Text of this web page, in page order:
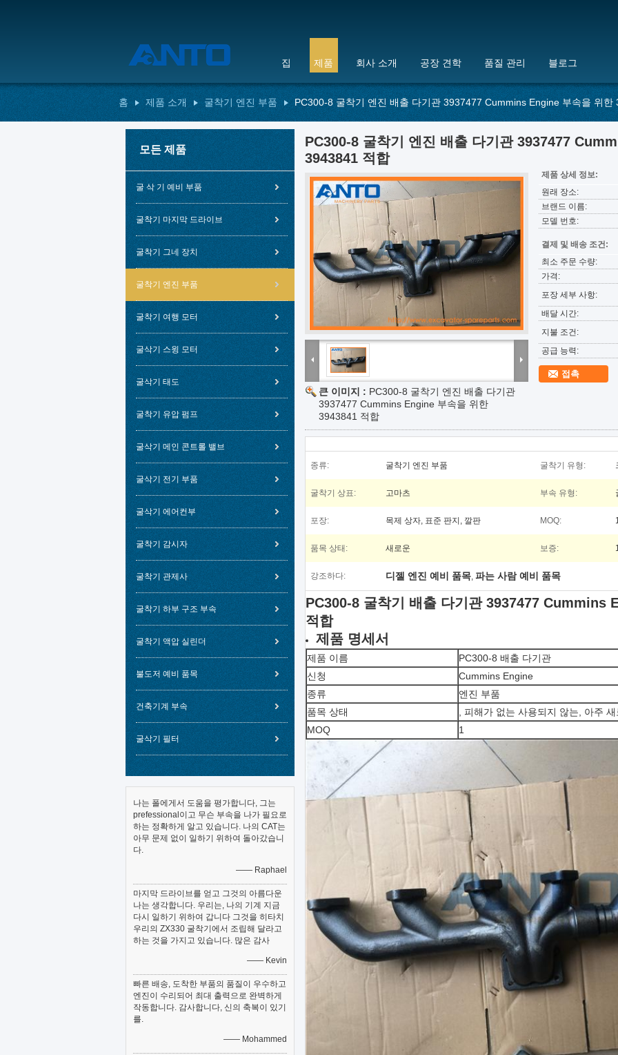
집 제품 회사 소개 공장 견학 품질 관리 블로그
홈 제품 소개 굴착기 엔진 부품 PC300-8 굴착기 엔진 배출 다기관 3937477 Cummins Engine 부속을 위한
모든 제품
굴 삭 기 예비 부품
굴착기 마지막 드라이브
굴착기 그네 장치
굴착기 엔진 부품
굴착기 여행 모터
굴삭기 스윙 모터
굴삭기 태도
굴착기 유압 펌프
굴삭기 메인 콘트롤 밸브
굴삭기 전기 부품
굴삭기 에어컨부
굴착기 감시자
굴착기 관제사
굴착기 하부 구조 부속
굴착기 액압 실린더
불도저 예비 품목
건축기계 부속
굴삭기 필터
나는 폴에게서 도움을 평가합니다, 그는
prefessional이고 무슨 부속을 나가 필요로
하는 정확하게 알고 있습니다. 나의 CAT는
아무 문제 없이 일하기 위하여 돌아갔습니
다.
—— Raphael
마지막 드라이브를 얻고 그것의 아름다운
나는 생각합니다. 우리는, 나의 기계 지금
다시 일하기 위하여 갑니다 그것을 히타치
우리의 ZX330 굴착기에서 조립해 달라고
하는 것을 가지고 있습니다. 많은 감사
—— Kevin
빠른 배송, 도착한 부품의 품질이 우수하고
엔진이 수리되어 최대 출력으로 완벽하게
작동합니다. 감사합니다, 신의 축복이 있기
를.
—— Mohammed
PC300-8 굴착기 엔진 배출 다기관 3937477
3943841 적합
큰 이미지 : PC300-8 굴착기 엔진 배출 다기관
3937477 Cummins Engine 부속을 위한
3943841 적합
제품 상세 정보:
원래 장소:
브랜드 이름:
모델 번호:
결제 및 배송 조건:
최소 주문 수량:
가격:
포장 세부 사항:
배달 시간:
지불 조건:
공급 능력:
접촉
종류: 굴착기 엔진 부품 굴착기 유형:
굴착기 상표: 고마츠 부속 유형:
포장: 목제 상자, 표준 판지, 깔판 MOQ:
품목 상태: 새로운 보증:
강조하다: 디젤 엔진 예비 품목, 파는 사람 예비 품목
PC300-8 굴착기 배출 다기관 3937477 Cummins
적합
제품 명세서
제품 이름
PC300-8 배출 다기관
신청
Cummins Engine
종류
엔진 부품
품목 상태
, 피해가 없는 사용되지 않는, 아주
MOQ
1